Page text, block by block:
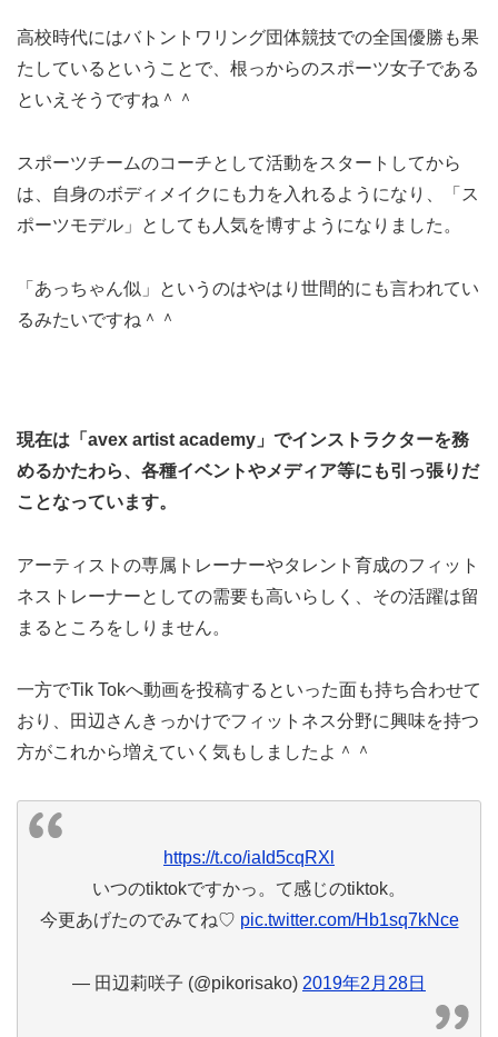
高校時代にはバトントワリング団体競技での全国優勝も果
たしているということで、根っからのスポーツ女子である
といえそうですね＾＾
スポーツチームのコーチとして活動をスタートしてから
は、自身のボディメイクにも力を入れるようになり、「ス
ポーツモデル」としても人気を博すようになりました。
「あっちゃん似」というのはやはり世間的にも言われてい
るみたいですね＾＾
現在は「avex artist academy」でインストラクターを務
めるかたわら、各種イベントやメディア等にも引っ張りだ
ことなっています。
アーティストの専属トレーナーやタレント育成のフィット
ネストレーナーとしての需要も高いらしく、その活躍は留
まるところをしりません。
一方でTik Tokへ動画を投稿するといった面も持ち合わせて
おり、田辺さんきっかけでフィットネス分野に興味を持つ
方がこれから増えていく気もしましたよ＾＾
https://t.co/iaId5cqRXl
いつのtiktokですかっ。て感じのtiktok。
今更あげたのでみてね♡ pic.twitter.com/Hb1sq7kNce
— 田辺莉咲子 (@pikorisako) 2019年2月28日